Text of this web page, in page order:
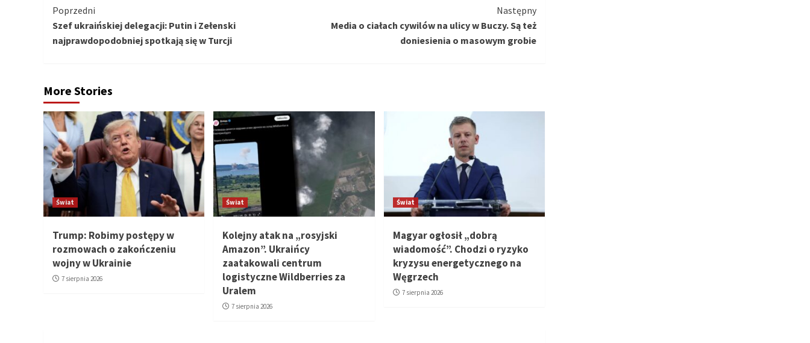
Kontynuuj
czytanie
Poprzedni
Szef ukraińskiej delegacji: Putin i Zełenski
najprawdopodobniej spotkają się w Turcji
Następny
Media o ciałach cywilów na ulicy w Buczy. Są też
doniesienia o masowym grobie
More Stories
Świat
Trump: Robimy postępy w
rozmowach o zakończeniu
wojny w Ukrainie
7 sierpnia 2026
Świat
Kolejny atak na „rosyjski
Amazon”. Ukraińcy
zaatakowali centrum
logistyczne Wildberries za
Uralem
7 sierpnia 2026
Świat
Magyar ogłosił „dobrą
wiadomość”. Chodzi o ryzyko
kryzysu energetycznego na
Węgrzech
7 sierpnia 2026